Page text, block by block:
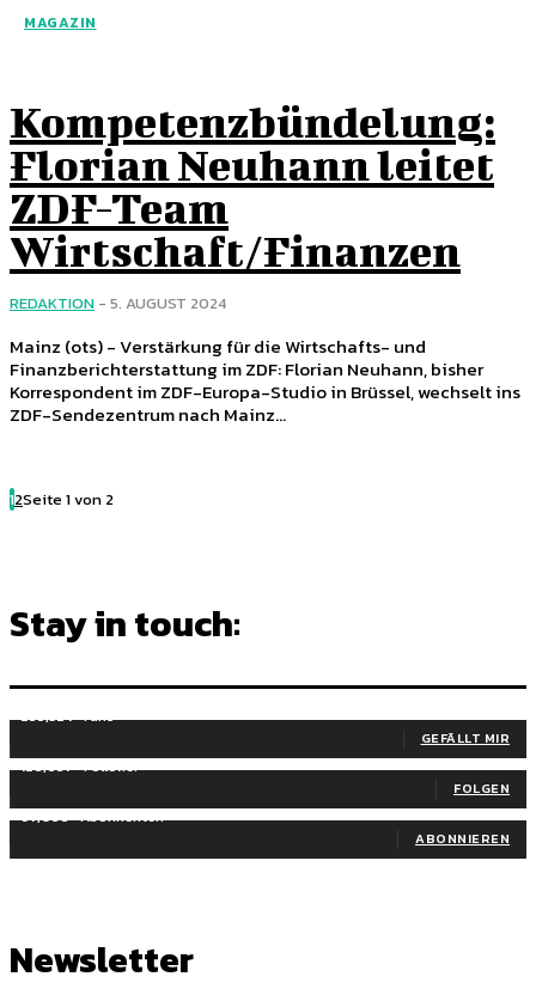
MAGAZIN
Kompetenzbündelung:
Florian Neuhann leitet
ZDF-Team
Wirtschaft/Finanzen
REDAKTION - 5. AUGUST 2024
Mainz (ots) - Verstärkung für die Wirtschafts- und
Finanzberichterstattung im ZDF: Florian Neuhann, bisher
Korrespondent im ZDF-Europa-Studio in Brüssel, wechselt ins
ZDF-Sendezentrum nach Mainz...
12Seite 1 von 2
Stay in touch:
255,324 Fans
GEFÄLLT MIR
128,657 Follower
FOLGEN
97,058 Abonnenten
ABONNIEREN
Newsletter